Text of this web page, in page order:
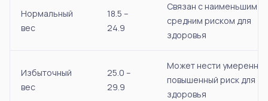
Нормальный
вес
18.5 –
24.9
Связан с наименьшим
средним риском для
здоровья
Избыточный
вес
25.0 –
29.9
Может нести умеренно
повышенный риск для
здоровья